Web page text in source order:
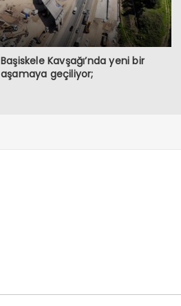
Başiskele Kavşağı’nda yeni bir
aşamaya geçiliyor;